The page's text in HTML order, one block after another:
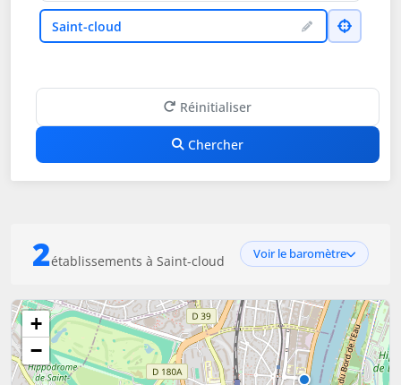
VilleSaint-cloud
Réinitialiser
Chercher
2établissements à Saint-cloud Voir le baromètre
+
−